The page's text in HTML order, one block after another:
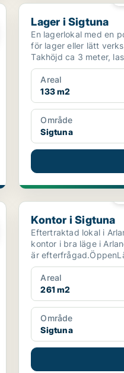
Lager i Sigtuna
Lager i Sigtuna
En lagerlokal med en
för lager eller lätt
Takhöjd ca 3 meter,
sm...
Areal
133 m2
Område
Sigtuna
Kontor i Sigtuna
Kontor i Sigtuna
Eftertraktad lokal i
kontor i bra läge i
är
Areal
261 m2
Område
Sigtuna